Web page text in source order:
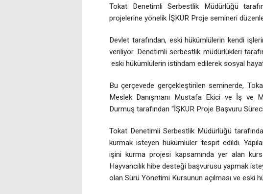
Tokat Denetimli Serbestlik Müdürlüğü
projelerine yönelik İŞKUR Proje semineri
Devlet tarafından, eski hükümlülerin kendi
veriliyor. Denetimli serbestlik müdürlükleri
eski hükümlülerin istihdam edilerek sosyal
Bu çerçevede gerçekleştirilen seminerde,
Meslek Danışmanı Mustafa Ekici ve İş ve
Durmuş tarafından “İŞKUR Proje Başvuru Süreci
Tokat Denetimli Serbestlik Müdürlüğü
kurmak isteyen hükümlüler tespit edildi.
işini kurma projesi kapsamında yer alan
Hayvancılık hibe desteği başvurusu yapmak
olan Sürü Yönetimi Kursunun açılması ve eski